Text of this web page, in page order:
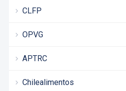
CLFP
OPVG
APTRC
Chilealimentos